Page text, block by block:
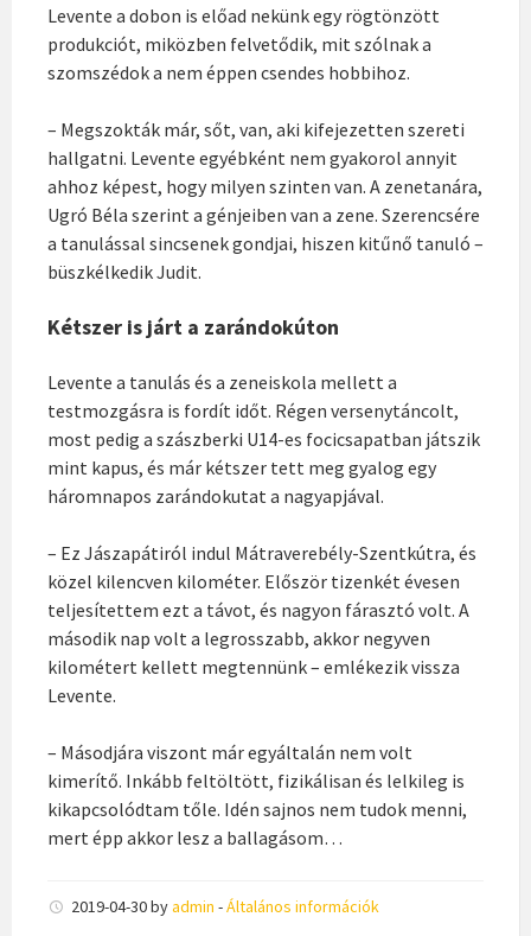
Levente a dobon is előad nekünk egy rögtönzött
produkciót, miközben felvetődik, mit szólnak a
szomszédok a nem éppen csendes hobbihoz.
– Megszokták már, sőt, van, aki kifejezetten szereti
hallgatni. Levente egyébként nem gyakorol annyit
ahhoz képest, hogy milyen szinten van. A zenetanára,
Ugró Béla szerint a génjeiben van a zene. Szerencsére
a tanulással sincsenek gondjai, hiszen kitűnő tanuló –
büszkélkedik Judit.
Kétszer is járt a zarándokúton
Levente a tanulás és a zeneiskola mellett a
testmozgásra is fordít időt. Régen versenytáncolt,
most pedig a szászberki U14-es focicsapatban játszik
mint kapus, és már kétszer tett meg gyalog egy
háromnapos zarándokutat a nagyapjával.
– Ez Jászapátiról indul Mátraverebély-Szentkútra, és
közel kilencven kilométer. Először tizenkét évesen
teljesítettem ezt a távot, és nagyon fárasztó volt. A
második nap volt a legrosszabb, akkor negyven
kilométert kellett megtennünk – emlékezik vissza
Levente.
– Másodjára viszont már egyáltalán nem volt
kimerítő. Inkább feltöltött, fizikálisan és lelkileg is
kikapcsolódtam tőle. Idén sajnos nem tudok menni,
mert épp akkor lesz a ballagásom…
2019-04-30byadmin -Általános információk